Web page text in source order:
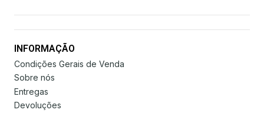
INFORMAÇÃO
Condições Gerais de Venda
Sobre nós
Entregas
Devoluções